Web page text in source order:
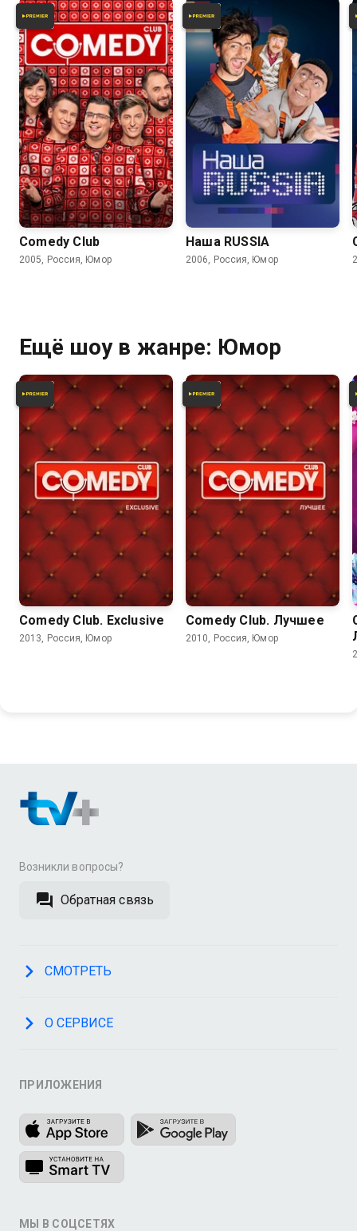
Comedy Club
2005, Россия, Юмор
6.2 6.2
Наша RUSSIA
2006, Россия, Юмор
Ещё шоу в жанре: Юмор
Comedy Club. Exclusive
2013, Россия, Юмор
Comedy Club. Лучшее
2010, Россия, Юмор
Возникли вопросы?
Обратная связь
СМОТРЕТЬ
О СЕРВИСЕ
ПРИЛОЖЕНИЯ
МЫ В СОЦСЕТЯХ